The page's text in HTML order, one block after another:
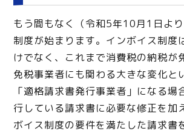
もう間もなく（令和5年10月1日よ
制度が始まります。インボイス制度
けでなく、これまで消費税の納税が
免税事業者にも関わる大きな変化と
「適格請求書発行事業者」になる場
行している請求書に必要な修正を加
ボイス制度の要件を満たした請求書